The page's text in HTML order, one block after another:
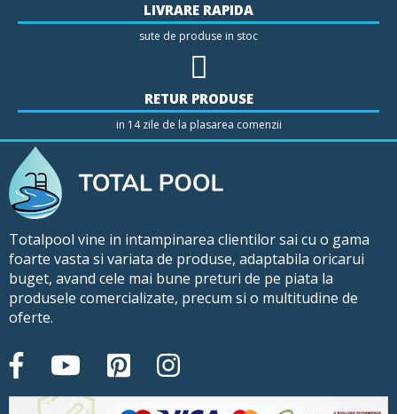
LIVRARE RAPIDA
sute de produse in stoc
RETUR PRODUSE
in 14 zile de la plasarea comenzii
Totalpool vine in intampinarea clientilor sai cu o gama
foarte vasta si variata de produse, adaptabila oricarui
buget, avand cele mai bune preturi de pe piata la
produsele comercializate, precum si o multitudine de
oferte.